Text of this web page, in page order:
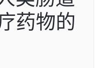
药物的